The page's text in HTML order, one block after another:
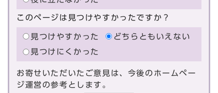
このページは見つけやすかったですか？
見つけやすかった
どちらともいえない
見つけにくかった
お寄せいただいたご意見は、今後のホームペー
ジ運営の参考とします。